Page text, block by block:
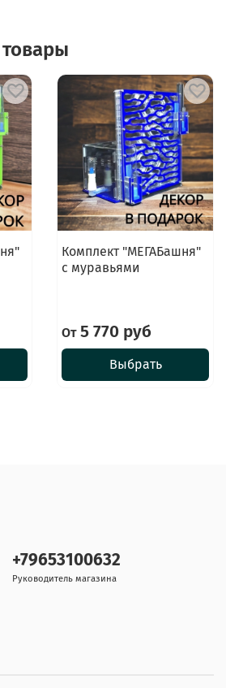
Комплект "МЕГАБашня"
с муравьями
От5 770 руб
Выбрать
+79653100632
Руководитель магазина